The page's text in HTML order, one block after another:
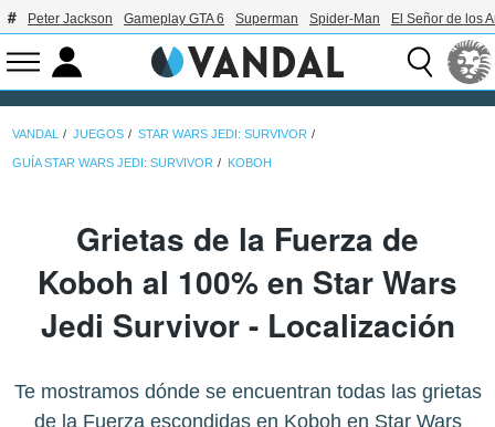
Peter Jackson Gameplay GTA 6 Superman Spider-Man El Señor de los
VANDAL JUEGOS STAR WARS JEDI: SURVIVOR
GUÍA STAR WARS JEDI: SURVIVOR KOBOH
Grietas de la Fuerza de
Koboh al 100% en Star Wars
Jedi Survivor - Localización
Te mostramos dónde se encuentran todas las grietas
de la Fuerza escondidas en Koboh en Star Wars